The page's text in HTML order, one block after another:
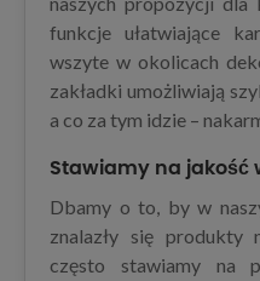
funkcje ułatwiające
wszyte w okolicach
zakładki umożliwiają
a co za tym idzie –
Stawiamy na jakość
Dbamy o to, by w
znalazły się produkty
często stawiamy na